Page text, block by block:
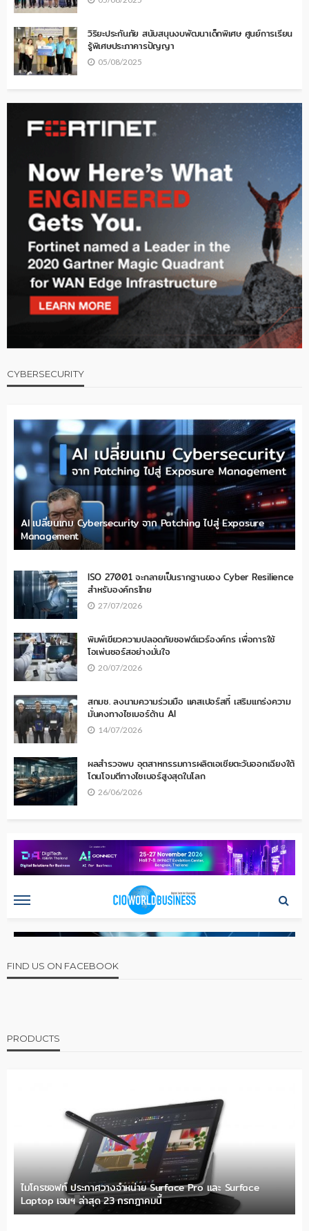
วิริยะประกันภัย สนับสนุนงบพัฒนาเด็กพิเศษ ศูนย์การเรียน
รู้พิเศษประภาคารปัญญา
05/08/2025
CYBERSECURITY
AI เปลี่ยนเกม Cybersecurity จาก Patching ไปสู่ Exposure
Management
ISO 27001 จะกลายเป็นรากฐานของ Cyber Resilience
สำหรับองค์กรไทย
27/07/2026
พิมพ์เขียวความปลอดภัยซอฟต์แวร์องค์กร เพื่อการใช้
โอเพ่นซอร์สอย่างมั่นใจ
20/07/2026
สกมช. ลงนามความร่วมมือ แคสเปอร์สกี้ เสริมแกร่งความ
มั่นคงทางไซเบอร์ด้าน AI
14/07/2026
ผลสำรวจพบ อุตสาหกรรมการผลิตเอเชียตะวันออกเฉียงใต้
โดนโจมตีทางไซเบอร์สูงสุดในโลก
26/06/2026
FIND US ON FACEBOOK
PRODUCTS
ไมโครซอฟท์ ประกาศวางจำหน่าย Surface Pro และ Surface
Laptop เจนฯ ล่าสุด 23 กรกฎาคมนี้